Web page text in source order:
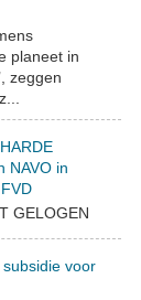
planeet in
zeggen
NAVO in
GELOGEN
voor